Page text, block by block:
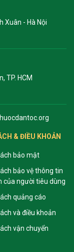
Xuân - Hà Nội
TP. HCM
& ĐIỀU KHOẢN
bảo mật
bảo vệ thông tin
của người tiêu dùng
quảng cáo
và điều khoản
vận chuyển